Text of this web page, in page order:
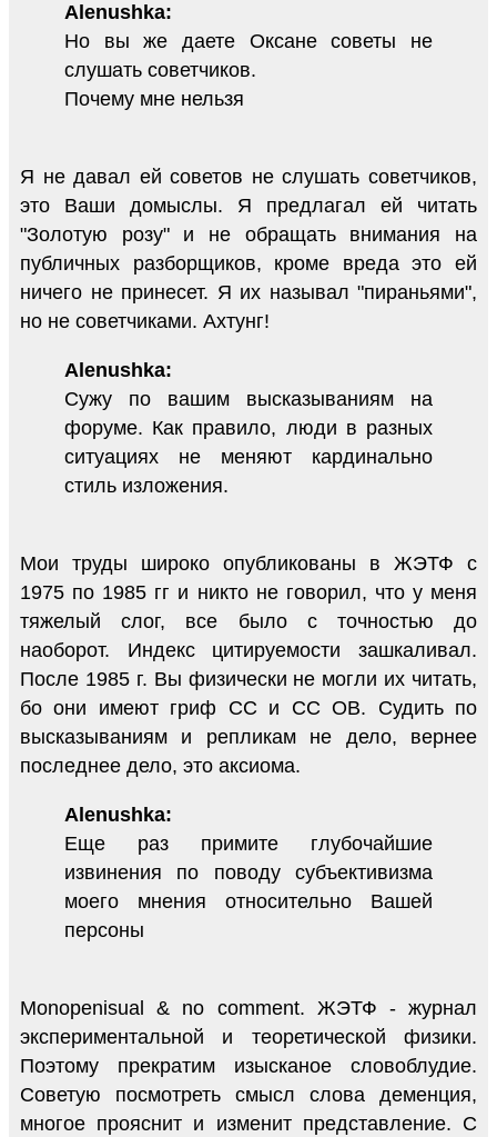
Alenushka:
Но вы же даете Оксане советы не
слушать советчиков.
Почему мне нельзя
Я не давал ей советов не слушать советчиков,
это Ваши домыслы. Я предлагал ей читать
"Золотую розу" и не обращать внимания на
публичных разборщиков, кроме вреда это ей
ничего не принесет. Я их называл "пираньями",
но не советчиками. Ахтунг!
Alenushka:
Сужу по вашим высказываниям на
форуме. Как правило, люди в разных
ситуациях не меняют кардинально
стиль изложения.
Мои труды широко опубликованы в ЖЭТФ с
1975 по 1985 гг и никто не говорил, что у меня
тяжелый слог, все было с точностью до
наоборот. Индекс цитируемости зашкаливал.
После 1985 г. Вы физически не могли их читать,
бо они имеют гриф СС и СС ОВ. Судить по
высказываниям и репликам не дело, вернее
последнее дело, это аксиома.
Alenushka:
Еще раз примите глубочайшие
извинения по поводу субъективизма
моего мнения относительно Вашей
персоны
Monopenisual & no comment. ЖЭТФ - журнал
экспериментальной и теоретической физики.
Поэтому прекратим изысканое словоблудие.
Советую посмотреть смысл слова деменция,
многое прояснит и изменит представление. С